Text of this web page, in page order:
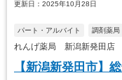
更新日：2025年10月28日
パート・アルバイト 調剤薬局
れんげ薬局 新潟新発田店
【新潟新発田市】